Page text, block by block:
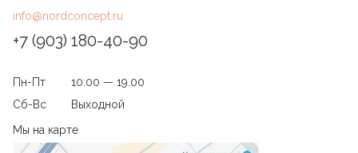
info@nordconcept.ru
+7 (903) 180-40-90
Пн-Пт
10:00 — 19.00
Сб-Вс
Выходной
Мы на карте